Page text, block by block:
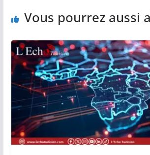
Vous pourrez aussi